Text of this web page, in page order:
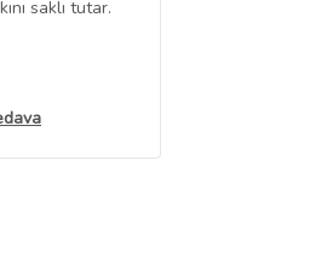
saklı tutar.